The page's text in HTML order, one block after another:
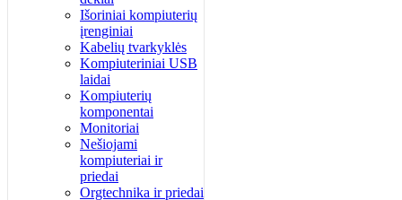
Išoriniai kompiuterių
įrenginiai
Kabelių tvarkyklės
Kompiuteriniai USB
laidai
Kompiuterių
komponentai
Monitoriai
Nešiojami
kompiuteriai ir
priedai
Orgtechnika ir priedai